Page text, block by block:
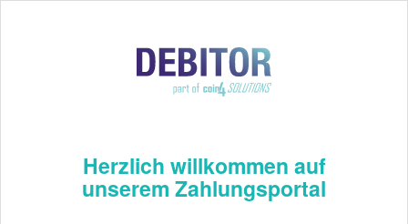
Herzlich willkommen auf
unserem Zahlungsportal